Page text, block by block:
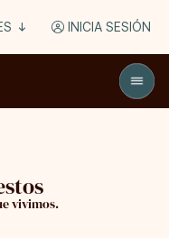
INICIA SESIÓN
vivimos.